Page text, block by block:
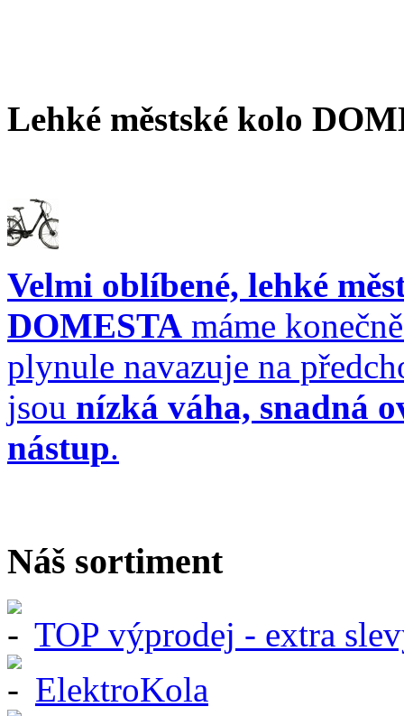
Lehké městské kolo
Velmi oblíbené, lehké
DOMESTA máme
plynule navazuje na
jsou nízká váha, snadná
nástup.
Náš sortiment
TOP výprodej - extra
ElektroKola